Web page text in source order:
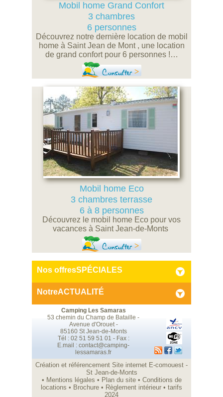
Mobil home Grand Confort
3 chambres
6 personnes
Découvrez notre dernière location de mobil
home à Saint Jean de Mont , une location
de grand confort pour 6 personnes !…
Consulter
Mobil home Eco
3 chambres terrasse
6 à 8 personnes
Découvrez le mobil home Eco pour vos
vacances à Saint Jean-de-Monts
Consulter
Nos offresSPÉCIALES
NotreACTUALITÉ
Camping Les Samaras
53 chemin du Champ de Bataille -
Avenue d'Orouet -
85160 St Jean-de-Monts
Tél : 02 51 59 51 01 - Fax :
E.mail : contact@camping-
lessamaras.fr
Création et référencement Site internet E-comouest -
St Jean-de-Monts
• Mentions légales • Plan du site• Conditions de
locations • Brochure • Règlement intérieur • tarifs
2024